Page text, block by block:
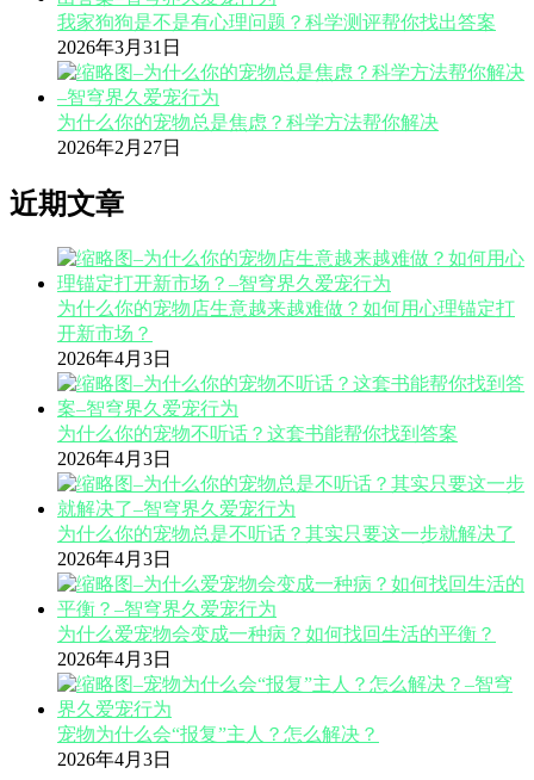
我家狗狗是不是有心理问题？科学测评帮你找出答案
2026年3月31日
为什么你的宠物总是焦虑？科学方法帮你解决
2026年2月27日
近期文章
为什么你的宠物店生意越来越难做？如何用心理锚定打
开新市场？
2026年4月3日
为什么你的宠物不听话？这套书能帮你找到答案
2026年4月3日
为什么你的宠物总是不听话？其实只要这一步就解决了
2026年4月3日
为什么爱宠物会变成一种病？如何找回生活的平衡？
2026年4月3日
宠物为什么会“报复”主人？怎么解决？
2026年4月3日